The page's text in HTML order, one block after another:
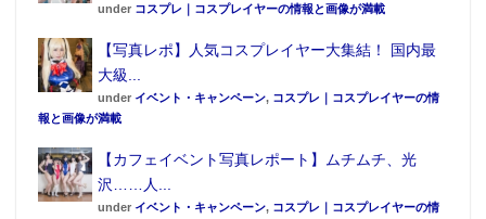
under コスプレ｜コスプレイヤーの情報と画像が満載
【写真レポ】人気コスプレイヤー大集結！ 国内最
大級...
under イベント・キャンペーン, コスプレ｜コスプレイヤーの情
報と画像が満載
【カフェイベント写真レポート】ムチムチ、光
沢……人...
under イベント・キャンペーン, コスプレ｜コスプレイヤーの情